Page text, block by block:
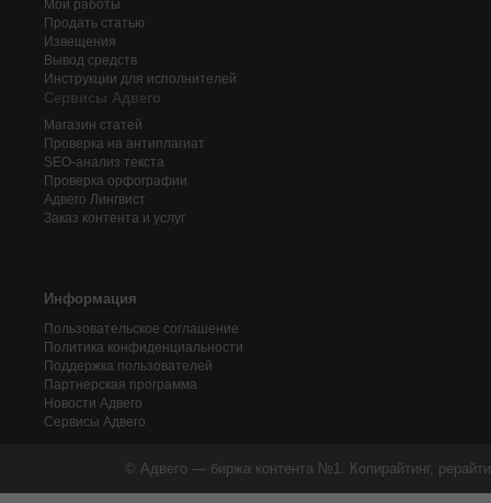
Мои работы
Продать статью
Извещения
Вывод средств
Инструкции для исполнителей
Сервисы Адвего
Магазин статей
Проверка на антиплагиат
SEO-анализ текста
Проверка орфографии
Адвего Лингвист
Заказ контента и услуг
Информация
Пользовательское соглашение
Политика конфиденциальности
Поддержка пользователей
Партнерская программа
Новости Адвего
Сервисы Адвего
© Адвего — биржа контента №1. Копирайтинг,